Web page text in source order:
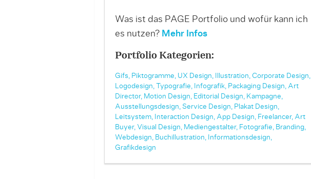
Was ist das PAGE Portfolio und wofür kann ich
es nutzen? Mehr Infos
Portfolio Kategorien:
Gifs, Piktogramme, UX Design, Illustration, Corporate Design,
Logodesign,
Typografie, Infografik, Packaging Design, Art
Director, Motion Design, Editorial Design, Kampagne,
Ausstellungsdesign, Service Design, Plakat Design,
Leitsystem,
Interaction Design, App Design, Freelancer, Art
Buyer, Visual Design, Mediengestalter, Fotografie, Branding,
Webdesign, Buchillustration,
Informationsdesign,
Grafikdesign